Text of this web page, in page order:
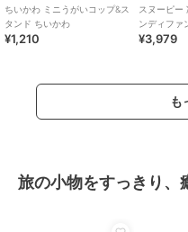
ちいかわ ミニうがいコップ&ス
タンド ちいかわ
¥1,210
スヌーピー
ンディファ
¥3,979
も
旅の小物をすっきり、